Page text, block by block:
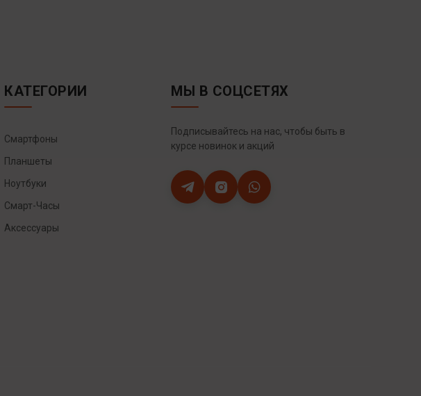
КАТЕГОРИИ
Смартфоны
Планшеты
Ноутбуки
Смарт-Часы
Аксессуары
МЫ В СОЦСЕТЯХ
Подписывайтесь на нас, чтобы быть в
курсе новинок и акций